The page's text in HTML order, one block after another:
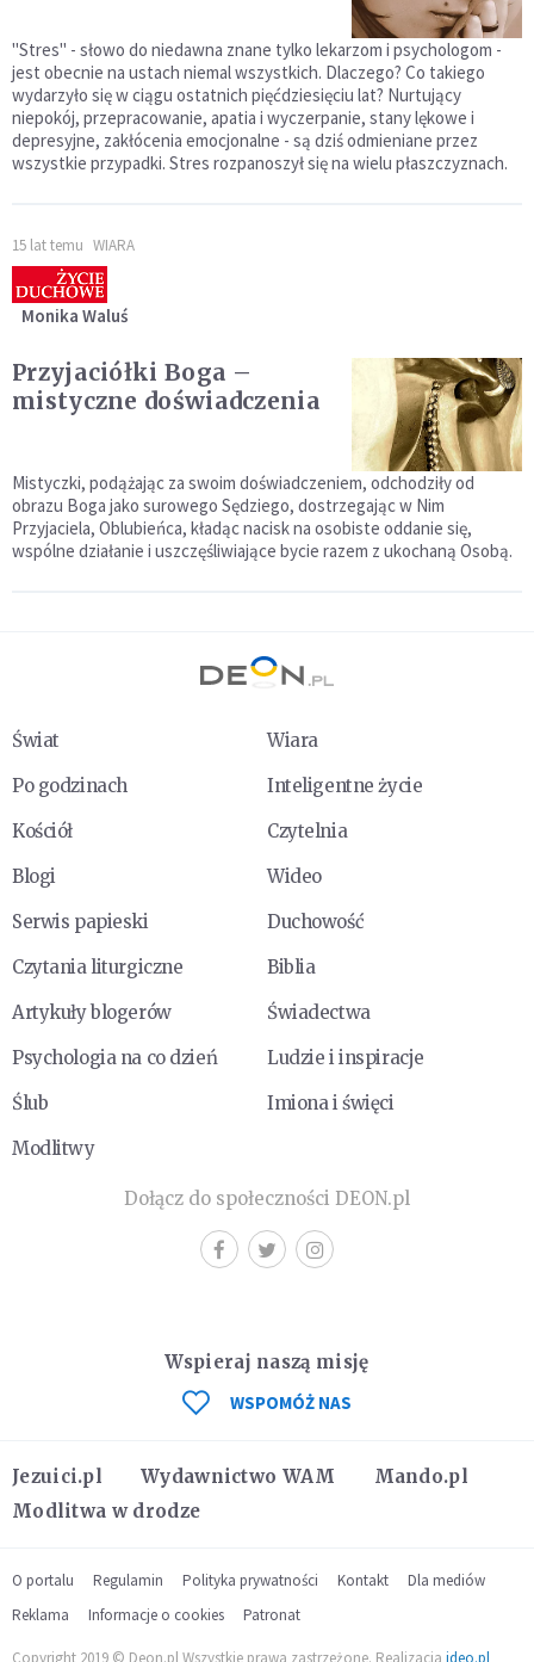
"Stres" - słowo do niedawna znane tylko lekarzom i psychologom -
jest obecnie na ustach niemal wszystkich. Dlaczego? Co takiego
wydarzyło się w ciągu ostatnich pięćdziesięciu lat? Nurtujący
niepokój, przepracowanie, apatia i wyczerpanie, stany lękowe i
depresyjne, zakłócenia emocjonalne - są dziś odmieniane przez
wszystkie przypadki. Stres rozpanoszył się na wielu płaszczyznach.
15 lat temu WIARA
Monika Waluś
Przyjaciółki Boga –
mistyczne doświadczenia
Mistyczki, podążając za swoim doświadczeniem, odchodziły od
obrazu Boga jako surowego Sędziego, dostrzegając w Nim
Przyjaciela, Oblubień­ca, kładąc nacisk na osobiste oddanie się,
wspólne działanie i uszczęśli­wiające bycie razem z ukochaną Osobą.
Świat
Wiara
Po godzinach
Inteligentne życie
Kościół
Czytelnia
Blogi
Wideo
Serwis papieski
Duchowość
Czytania liturgiczne
Biblia
Artykuły blogerów
Świadectwa
Psychologia na co dzień
Ludzie i inspiracje
Ślub
Imiona i święci
Modlitwy
Dołącz do społeczności DEON.pl
Jezuici.pl Wydawnictwo WAM
Mando.pl
Modlitwa w drodze
Wspieraj naszą misję
WSPOMÓŻ NAS
O portalu Regulamin Polityka prywatności Kontakt
Dla mediów
Reklama
Informacje o cookies Patronat